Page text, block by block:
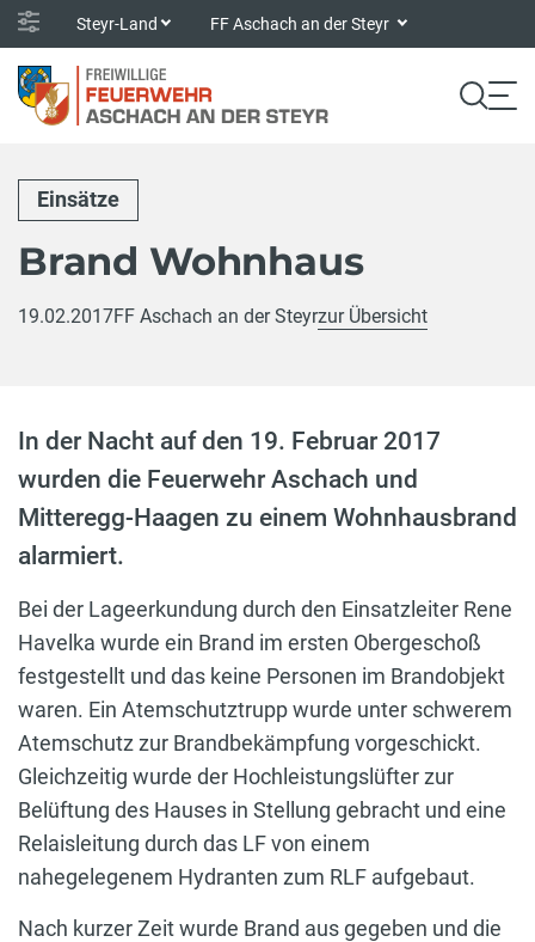
Steyr-Land FF Aschach an der Steyr
Einsätze
Brand Wohnhaus
19.02.2017FF Aschach an der Steyrzur Übersicht
In der Nacht auf den 19. Februar 2017
wurden die Feuerwehr Aschach und
Mitteregg-Haagen zu einem Wohnhausbrand
alarmiert.
Bei der Lageerkundung durch den Einsatzleiter Rene
Havelka wurde ein Brand im ersten Obergeschoß
festgestellt und das keine Personen im Brandobjekt
waren. Ein Atemschutztrupp wurde unter schwerem
Atemschutz zur Brandbekämpfung vorgeschickt.
Gleichzeitig wurde der Hochleistungslüfter zur
Belüftung des Hauses in Stellung gebracht und eine
Relaisleitung durch das LF von einem
nahegelegenem Hydranten zum RLF aufgebaut.
Nach kurzer Zeit wurde Brand aus gegeben und die